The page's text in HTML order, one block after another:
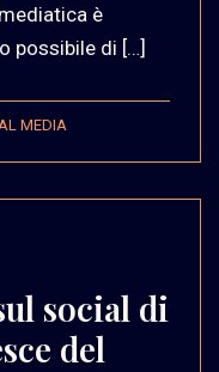
è
possibile di […]
MEDIA
social di
del